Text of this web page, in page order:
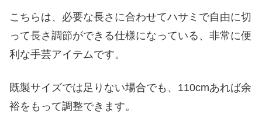
こちらは、必要な長さに合わせてハサミで自由に切
って長さ調節ができる仕様になっている、非常に便
利な手芸アイテムです。
既製サイズでは足りない場合でも、110cmあれば余
裕をもって調整できます。